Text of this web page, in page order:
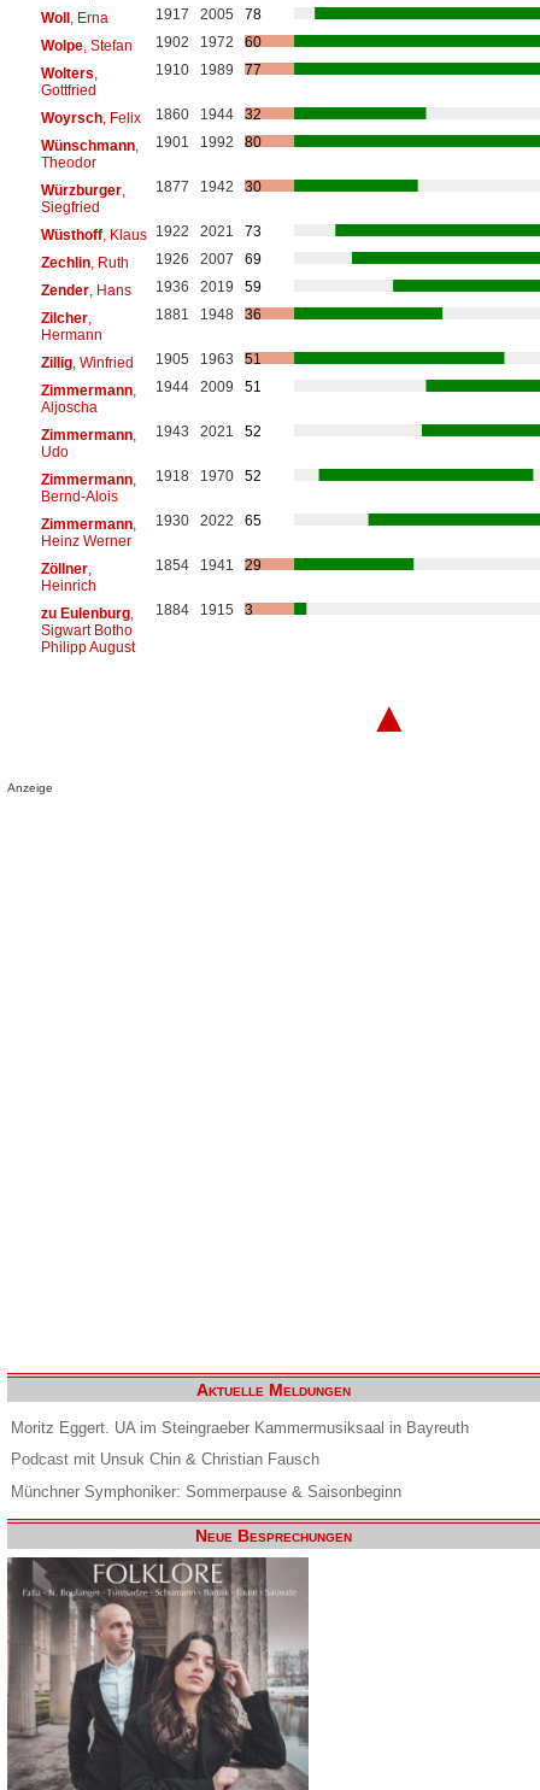
Woll, Erna 1917 2005
78
Wolpe, Stefan 1902 1972
60
Wolters
Gottfried
1910 1989 77
Woyrsch, Felix 1860 1944
32
Wünschmann,
Theodor
1901 1992 80
Würzburger,
Siegfried
1877 1942 30
Wüsthoff, Klaus 1922 2021
73
Zechlin, Ruth 1926 2007
69
Zender, Hans 1936 2019
59
Zilcher,
Hermann
1881 1948 36
Zillig, Winfried 1905 1963
51
Zimmermann,
Aljoscha
1944 2009 51
Zimmermann,
Udo
1943 2021 52
Zimmermann,
Bernd-Alois
1918 1970 52
Zimmermann,
Heinz Werner
1930 2022 65
Zöllner,
Heinrich
1854 1941 29
zu Eulenburg,
Sigwart Botho
Philipp August
1884 1915 3
▲
Anzeige
Aktuelle Meldungen
Moritz Eggert. UA im Steingraeber Kammermusiksaal in Bayreuth
Podcast mit Unsuk Chin & Christian Fausch
Münchner Symphoniker: Sommerpause & Saisonbeginn
Neue Besprechungen